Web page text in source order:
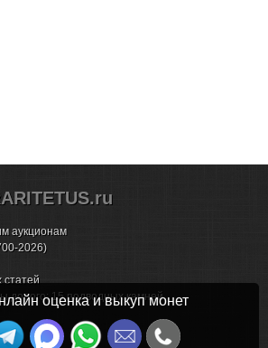
аукционам
2026)
статей
дорого: 15 подводных камней
оценка и выкуп монет